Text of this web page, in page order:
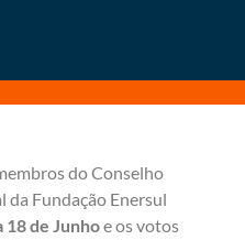
do Conselho
da Fundação Enersul
18 de Junhoe os votos